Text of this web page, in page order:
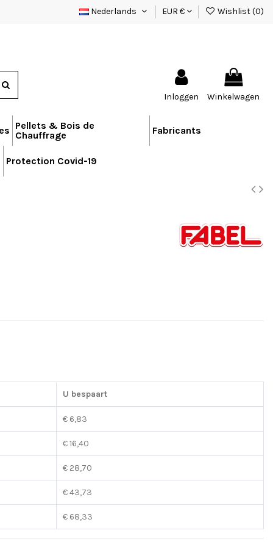
Nederlands EUR € Wishlist (0)
Inloggen Winkelwagen
Pellets & Bois de
Chauffrage
Fabricants
Protection Covid-19
U bespaart
€ 6,83
€ 16,40
€ 28,70
€ 43,73
€ 68,33